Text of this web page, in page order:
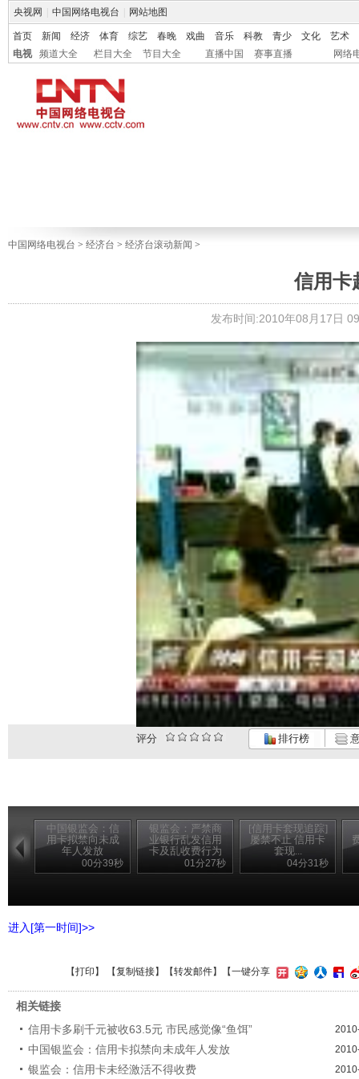
央视网 中国网络电视台 网站地图
首页 新闻 经济 体育 综艺 春晚 戏曲 音乐 科教 青少 文化
艺术
电视
频道大全 栏目大全 节目大全 直播中国 赛事直播 网络
中国网络电视台 > 经济台 > 经济台滚动新闻 >
信用卡
发布时间:2010年08月17日
评分 排行榜
中国银监会：信
用卡拟禁向未成
年人发放
00分39秒
银监会：严禁商
业银行乱发信用
卡及乱收费行为
01分27秒
[信用卡套现追踪]
屡禁不止 信用卡
套现...
04分31秒
进入[第一时间]>>
【打印 】 【复制链接】【转发邮件】 【一键分享
相关链接
信用卡多刷千元被收63.5元 市民感觉像“鱼饵”
中国银监会：信用卡拟禁向未成年人发放
银监会：信用卡未经激活不得收费